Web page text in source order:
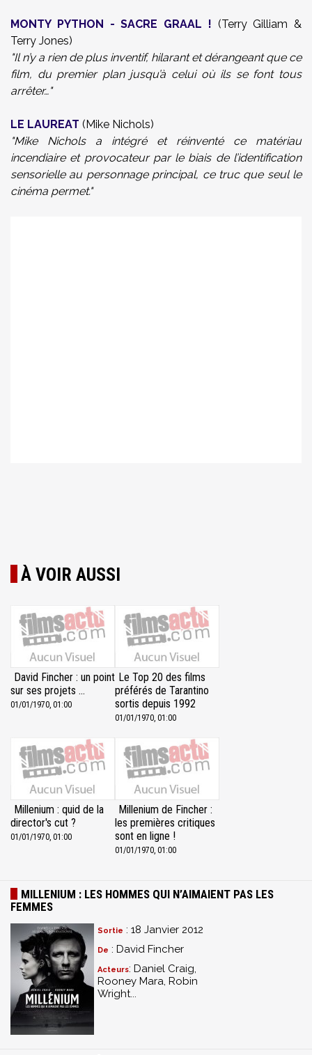
MONTY PYTHON - SACRE GRAAL ! (Terry Gilliam &
Terry Jones)
"Il n’y a rien de plus inventif, hilarant et dérangeant que ce
film, du premier plan jusqu’à celui où ils se font tous
arrêter…"
LE LAUREAT (Mike Nichols)
"Mike Nichols a intégré et réinventé ce matériau
incendiaire et provocateur par le biais de l’identification
sensorielle au personnage principal, ce truc que seul le
cinéma permet."
À VOIR AUSSI
David Fincher : un point
sur ses projets ...
01/01/1970, 01:00
Le Top 20 des films
préférés de Tarantino
sortis depuis 1992
01/01/1970, 01:00
Millenium : quid de la
director's cut ?
01/01/1970, 01:00
Millenium de Fincher :
les premières critiques
sont en ligne !
01/01/1970, 01:00
MILLENIUM : LES HOMMES QUI N’AIMAIENT PAS LES
FEMMES
Sortie : 18 Janvier 2012
De : David Fincher
Acteurs: Daniel Craig,
Rooney Mara, Robin
Wright...